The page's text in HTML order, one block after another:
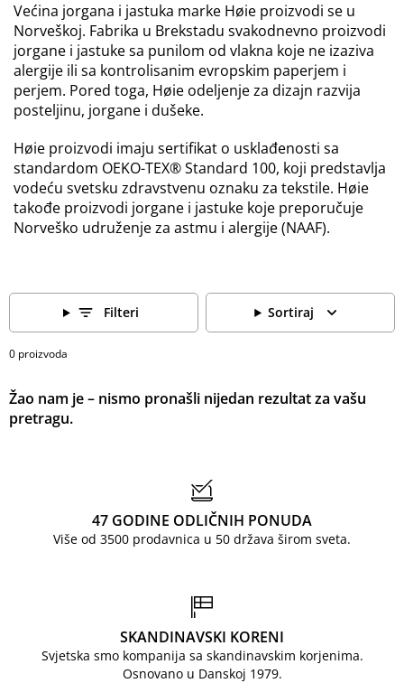
Većina jorgana i jastuka marke Høie proizvodi se u
Norveškoj. Fabrika u Brekstadu svakodnevno proizvodi
jorgane i jastuke sa punilom od vlakna koje ne izaziva
alergije ili sa kontrolisanim evropskim paperjem i
perjem. Pored toga, Høie odeljenje za dizajn razvija
posteljinu, jorgane i dušeke.
Høie proizvodi imaju sertifikat o usklađenosti sa
standardom OEKO-TEX® Standard 100, koji predstavlja
vodeću svetsku zdravstvenu oznaku za tekstile. Høie
takođe proizvodi jorgane i jastuke koje preporučuje
Norveško udruženje za astmu i alergije (NAAF).
Sortiraj
Filteri
0 proizvoda
Žao nam je – nismo pronašli nijedan rezultat za vašu
pretragu.
47 GODINE ODLIČNIH PONUDA
Više od 3500 prodavnica u 50 država širom sveta.
SKANDINAVSKI KORENI
Svjetska smo kompanija sa skandinavskim korjenima.
Osnovano u Danskoj 1979.